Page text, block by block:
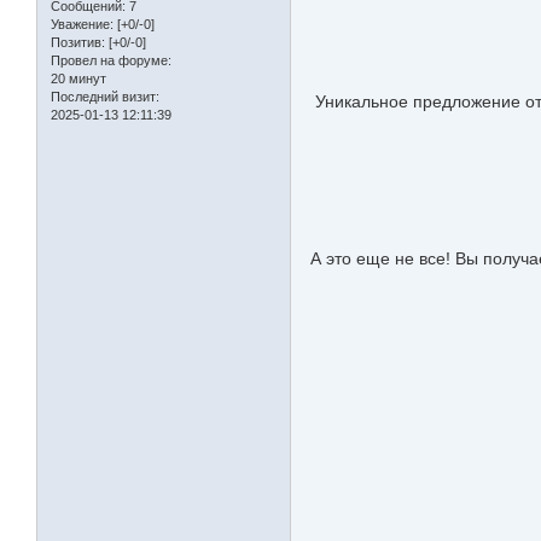
Сообщений: 7
Уважение: [+0/-0]
Позитив: [+0/-0]
Провел на форуме:
20 минут
Последний визит:
2025-01-13 12:11:39
Уникальное предложение
А это еще не все! Вы